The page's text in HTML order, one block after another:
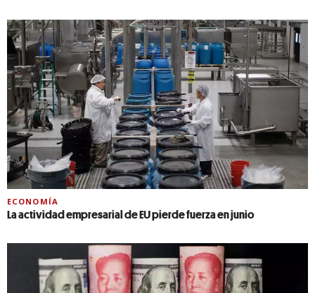
ECONOMÍA
La actividad empresarial de EU pierde fuerza en junio